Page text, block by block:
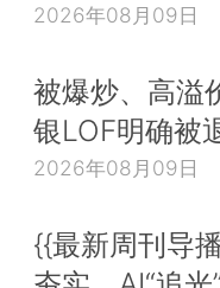
2026年08月09日
被爆炒、高溢
银LOF明确被
2026年08月09日
{{最新周刊导